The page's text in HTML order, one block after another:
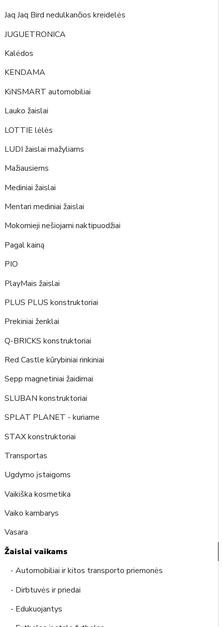
Jaq Jaq Bird nedulkančios kreidelės
JUGUETRONICA
Kalėdos
KENDAMA
KiNSMART automobiliai
Lauko žaislai
LOTTIE lėlės
LUDI žaislai mažyliams
Mažiausiems
Mediniai žaislai
Mentari mediniai žaislai
Mokomieji nešiojami naktipuodžiai
Pagal kainą
PIO
PlayMais žaislai
PLUS PLUS konstruktoriai
Prekiniai ženklai
Q-BRICKS konstruktoriai
Red Castle kūrybiniai rinkiniai
Sepp magnetiniai žaidimai
SLUBAN konstruktoriai
SPLAT PLANET - kuriame
STAX konstruktoriai
Transportas
Ugdymo įstaigoms
Vaikiška kosmetika
Vaiko kambarys
Vasara
Žaislai vaikams
- Automobiliai ir kitos transporto priemonės
- Dirbtuvės ir priedai
- Edukuojantys